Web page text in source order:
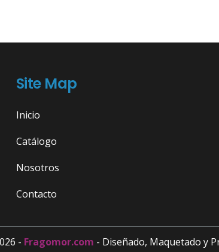
Site Map
Inicio
Catálogo
Nosotros
Contacto
- Fragomor.com - Diseñado, Maquetado y